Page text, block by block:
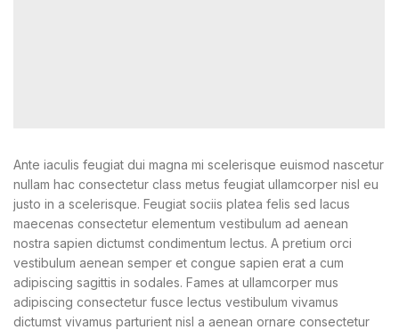
Ante iaculis feugiat dui magna mi scelerisque euismod nascetur
nullam hac consectetur class metus feugiat ullamcorper nisl eu
justo in a scelerisque. Feugiat sociis platea felis sed lacus
maecenas consectetur elementum vestibulum ad aenean
nostra sapien dictumst condimentum lectus. A pretium orci
vestibulum aenean semper et congue sapien erat a cum
adipiscing sagittis in sodales. Fames at ullamcorper mus
adipiscing consectetur fusce lectus vestibulum vivamus
dictumst vivamus parturient nisl a aenean ornare consectetur